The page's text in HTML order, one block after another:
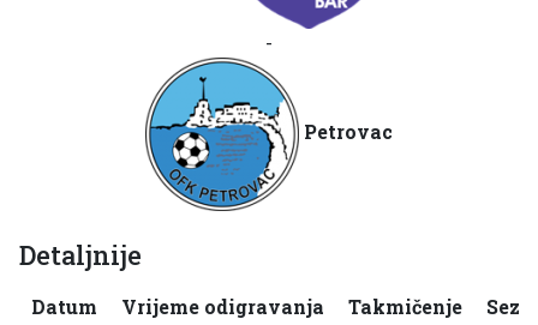
-
Petrovac
Detaljnije
Datum Vrijeme odigravanja Takmičenje